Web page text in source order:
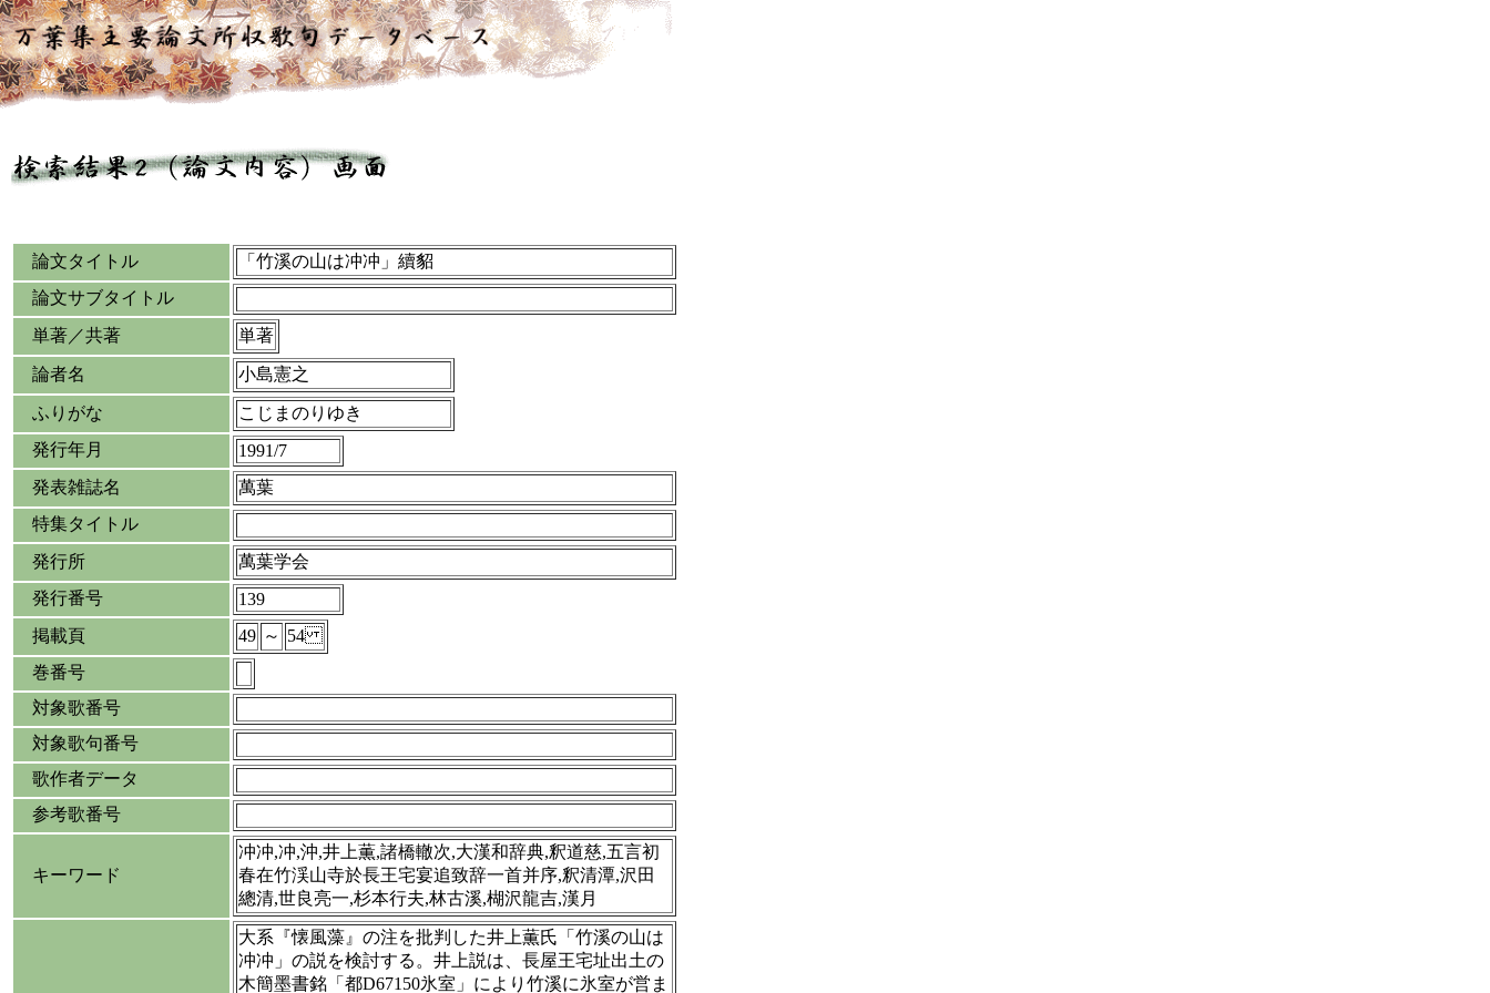
論文タイトル
「竹溪の山は冲冲」續貂
論文サブタイトル
単著／共著
単著
論者名 小島憲之
ふりがな
こじまのりゆき
発行年月
1991/7
発表雑誌名
萬葉
特集タイトル
発行所
萬葉学会
発行番号
139
掲載頁
49 ～ 54
巻番号
対象歌番号
対象歌句番号
歌作者データ
参考歌番号
キーワード
冲冲,冲,沖,井上薫,諸橋轍次,大漢和辞典,釈道慈,五言初
春在竹渓山寺於長王宅宴追致辞一首并序,釈清潭,沢田
總清,世良亮一,杉本行夫,林古溪,楜沢龍吉,漢月
大系『懐風藻』の注を批判した井上薫氏「竹溪の山は
冲冲」の説を検討する。井上説は、長屋王宅址出土の
木簡墨書銘「都D67150氷室」により竹溪に氷室が営ま